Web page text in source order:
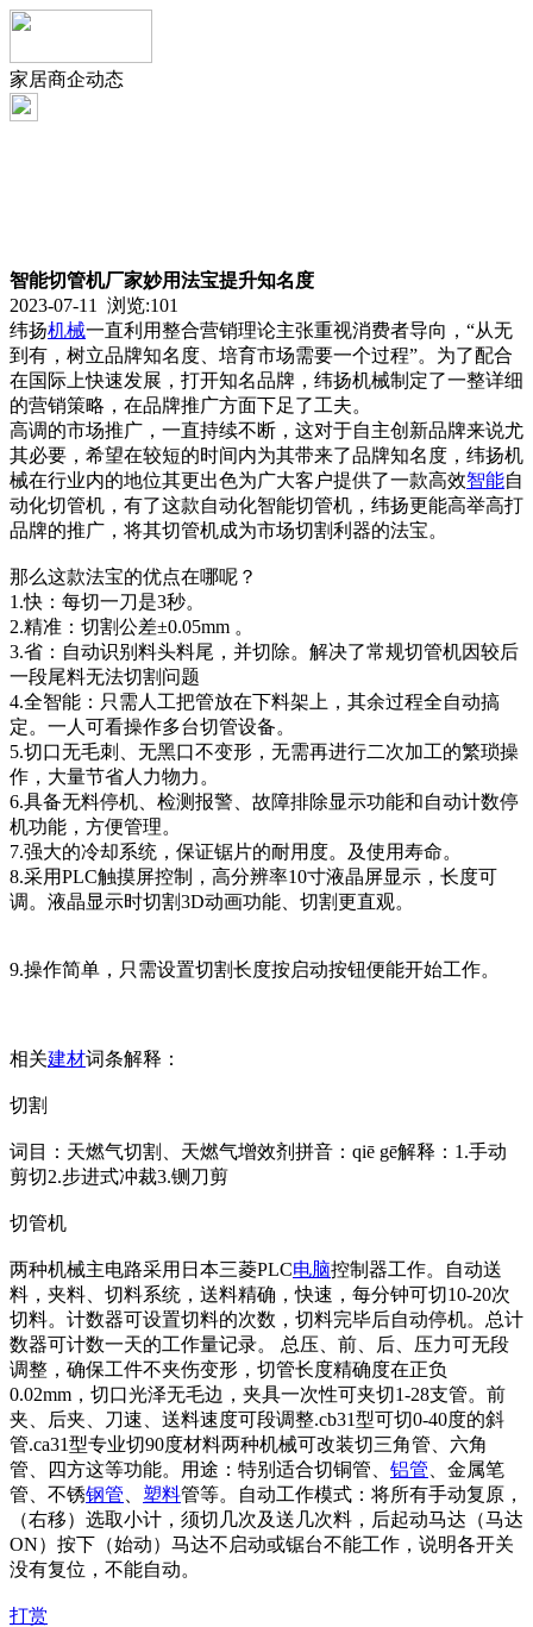
家居商企动态
智能切管机厂家妙用法宝提升知名度
2023-07-11 浏览:101
纬扬机械一直利用整合营销理论主张重视消费者导向，“从无
到有，树立品牌知名度、培育市场需要一个过程”。为了配合
在国际上快速发展，打开知名品牌，纬扬机械制定了一整详细
的营销策略，在品牌推广方面下足了工夫。
高调的市场推广，一直持续不断，这对于自主创新品牌来说尤
其必要，希望在较短的时间内为其带来了品牌知名度，纬扬机
械在行业内的地位其更出色为广大客户提供了一款高效智能自
动化切管机，有了这款自动化智能切管机，纬扬更能高举高打
品牌的推广，将其切管机成为市场切割利器的法宝。
那么这款法宝的优点在哪呢？
1.快：每切一刀是3秒。
2.精准：切割公差±0.05mm 。
3.省：自动识别料头料尾，并切除。解决了常规切管机因较后
一段尾料无法切割问题
4.全智能：只需人工把管放在下料架上，其余过程全自动搞
定。一人可看操作多台切管设备。
5.切口无毛刺、无黑口不变形，无需再进行二次加工的繁琐操
作，大量节省人力物力。
6.具备无料停机、检测报警、故障排除显示功能和自动计数停
机功能，方便管理。
7.强大的冷却系统，保证锯片的耐用度。及使用寿命。
8.采用PLC触摸屏控制，高分辨率10寸液晶屏显示，长度可
调。液晶显示时切割3D动画功能、切割更直观。
9.操作简单，只需设置切割长度按启动按钮便能开始工作。
相关建材词条解释：
切割
词目：天燃气切割、天燃气增效剂拼音：qiē gē解释：1.手动
剪切2.步进式冲裁3.铡刀剪
切管机
两种机械主电路采用日本三菱PLC电脑控制器工作。自动送
料，夹料、切料系统，送料精确，快速，每分钟可切10-20次
切料。计数器可设置切料的次数，切料完毕后自动停机。总计
数器可计数一天的工作量记录。 总压、前、后、压力可无段
调整，确保工件不夹伤变形，切管长度精确度在正负
0.02mm，切口光泽无毛边，夹具一次性可夹切1-28支管。前
夹、后夹、刀速、送料速度可段调整.cb31型可切0-40度的斜
管.ca31型专业切90度材料两种机械可改装切三角管、六角
管、四方这等功能。用途：特别适合切铜管、 铝管 、金属笔
管、不锈钢管 塑料管等。自动工作模式：将所有手动复原，
（右移）选取小计，须切几次及送几次料，后起动马达（马达
ON）按下（始动）马达不启动或锯台不能工作，说明各开关
没有复位，不能自动。
打赏